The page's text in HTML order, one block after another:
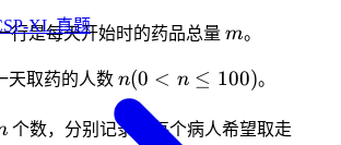
XL 真题
行是每天开始时的药品总量 m
m。
天取药的人数 n(0<n
\le
100)
n(0 < n ≤ 100)。
个数，分别记录了每个病人希望取走